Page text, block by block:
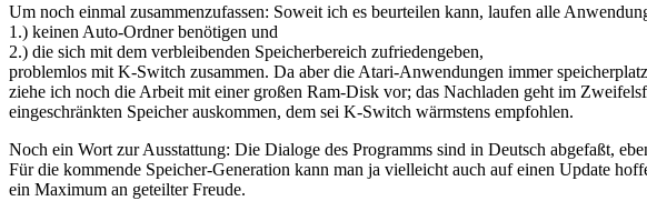
Um noch einmal zusammenzufassen: Soweit ich es beurteilen kann, laufen alle
1.) keinen Auto-Ordner benötigen und
2.) die sich mit dem verbleibenden Speicherbereich zufriedengeben,
problemlos mit K-Switch zusammen. Da aber die Atari-Anwendungen immer
ziehe ich noch die Arbeit mit einer großen Ram-Disk vor; das Nachladen geht im
eingeschränkten Speicher auskommen, dem sei K-Switch wärmstens empfohlen.
Noch ein Wort zur Ausstattung: Die Dialoge des Programms sind in Deutsch abgefaßt,
Für die kommende Speicher-Generation kann man ja vielleicht auch auf einen Update
ein Maximum an geteilter Freude.